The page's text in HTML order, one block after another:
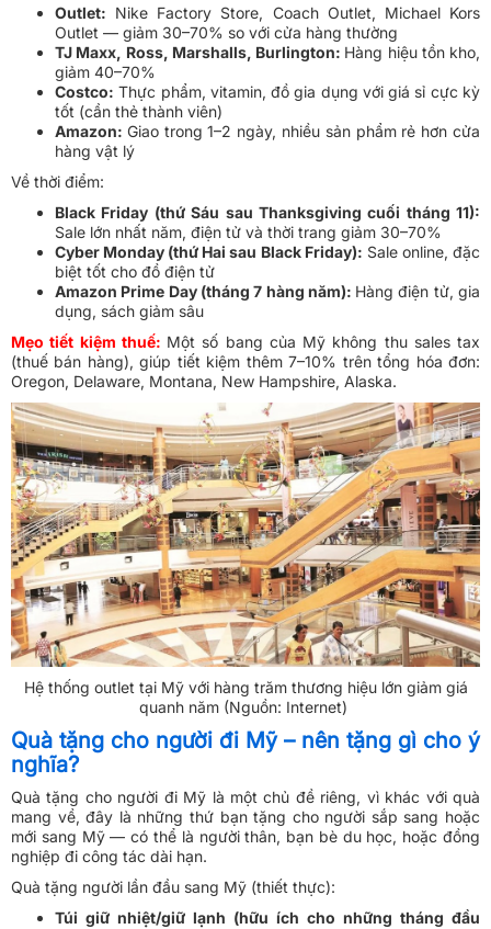
Outlet: Nike Factory Store, Coach Outlet, Michael Kors
Outlet — giảm 30–70% so với cửa hàng thường
TJ Maxx, Ross, Marshalls, Burlington: Hàng hiệu tồn kho,
giảm 40–70%
Costco: Thực phẩm, vitamin, đồ gia dụng với giá sỉ cực kỳ
tốt (cần thẻ thành viên)
Amazon: Giao trong 1–2 ngày, nhiều sản phẩm rẻ hơn cửa
hàng vật lý
Về thời điểm:
Black Friday (thứ Sáu sau Thanksgiving cuối tháng 11):
Sale lớn nhất năm, điện tử và thời trang giảm 30–70%
Cyber Monday (thứ Hai sau Black Friday): Sale online, đặc
biệt tốt cho đồ điện tử
Amazon Prime Day (tháng 7 hàng năm): Hàng điện tử, gia
dụng, sách giảm sâu
Mẹo tiết kiệm thuế: Một số bang của Mỹ không thu sales tax
(thuế bán hàng), giúp tiết kiệm thêm 7–10% trên tổng hóa đơn:
Oregon, Delaware, Montana, New Hampshire, Alaska.
Hệ thống outlet tại Mỹ với hàng trăm thương hiệu lớn giảm giá
quanh năm (Nguồn: Internet)
Quà tặng cho người đi Mỹ – nên tặng gì cho ý
nghĩa?
Quà tặng cho người đi Mỹ là một chủ đề riêng, vì khác với quà
mang về, đây là những thứ bạn tặng cho người sắp sang hoặc
mới sang Mỹ — có thể là người thân, bạn bè du học, hoặc đồng
nghiệp đi công tác dài hạn.
Quà tặng người lần đầu sang Mỹ (thiết thực):
Túi giữ nhiệt/giữ lạnh (hữu ích cho những tháng đầu